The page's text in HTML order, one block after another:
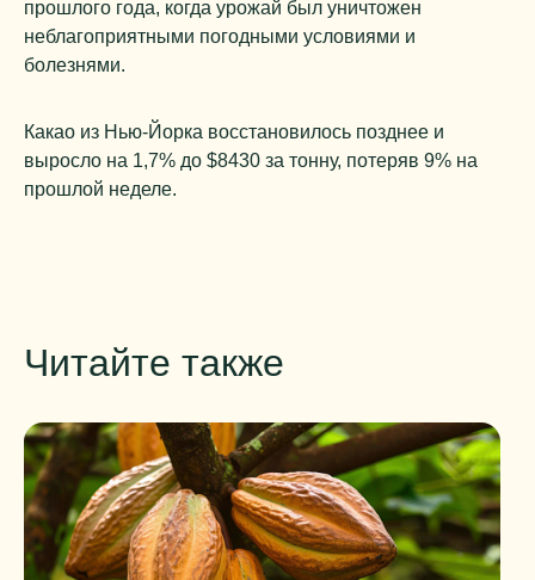
прошлого года, когда урожай был уничтожен
неблагоприятными погодными условиями и
болезнями.
Какао из Нью-Йорка восстановилось позднее и
выросло на 1,7% до $8430 за тонну, потеряв 9% на
прошлой неделе.
Читайте также